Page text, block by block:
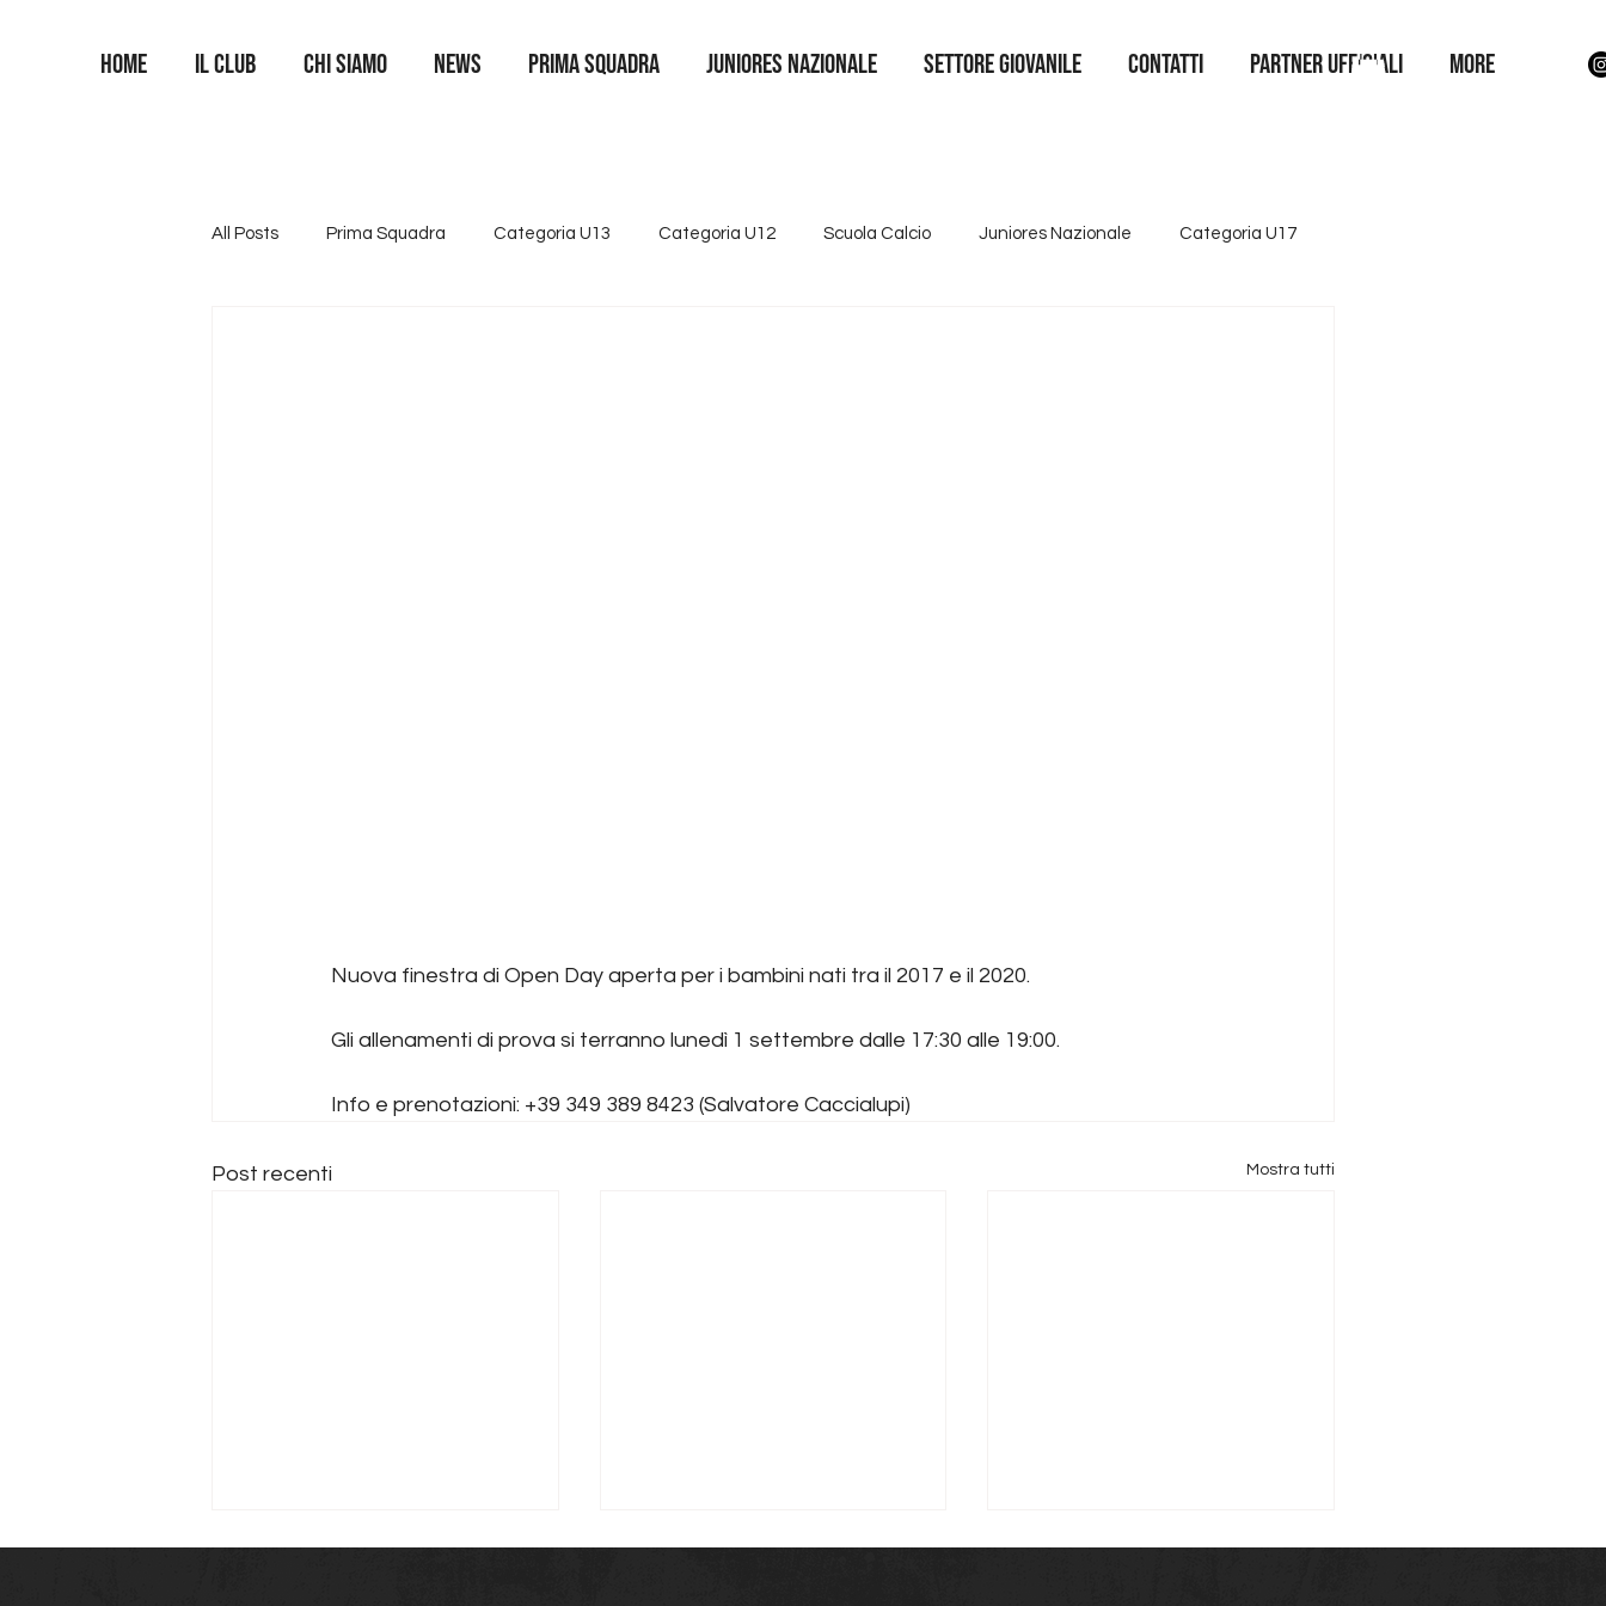
Home Il Club Chi siamo News Prima squadra juniores nazionale SETTORE GIOVANILE Contatti Partner Ufficiali More
All Posts Prima Squadra Categoria U13 Categoria U12 Scuola Calcio Juniores Nazionale Categoria U17
Nuova finestra di Open Day aperta per i bambini nati tra il 2017 e il 2020.
Gli allenamenti di prova si terranno lunedì 1 settembre dalle 17:30 alle 19:00.
Info e prenotazioni: +39 349 389 8423 (Salvatore Caccialupi)
Post recenti Mostra tutti